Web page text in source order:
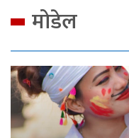
मोडेल